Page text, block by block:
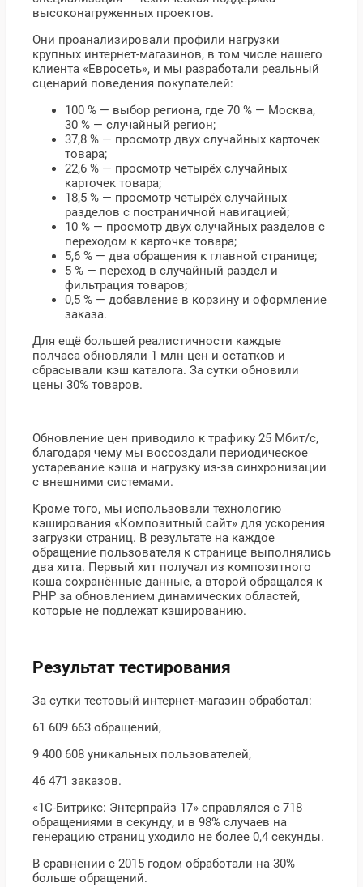
высоконагруженных проектов.
Они проанализировали профили нагрузки
крупных интернет-магазинов, в том числе нашего
клиента «Евросеть», и мы разработали реальный
сценарий поведения покупателей:
100 % — выбор региона, где 70 % — Москва,
30 % — случайный регион;
37,8 % — просмотр двух случайных карточек
товара;
22,6 % — просмотр четырёх случайных
карточек товара;
18,5 % — просмотр четырёх случайных
разделов с постраничной навигацией;
10 % — просмотр двух случайных разделов с
переходом к карточке товара;
5,6 % — два обращения к главной странице;
5 % — переход в случайный раздел и
фильтрация товаров;
0,5 % — добавление в корзину и оформление
заказа.
Для ещё большей реалистичности каждые
полчаса обновляли 1 млн цен и остатков и
сбрасывали кэш каталога. За сутки обновили
цены 30% товаров.
Обновление цен приводило к трафику 25 Мбит/с,
благодаря чему мы воссоздали периодическое
устаревание кэша и нагрузку из-за синхронизации
с внешними системами.
Кроме того, мы использовали технологию
кэширования «Композитный сайт» для ускорения
загрузки страниц. В результате на каждое
обращение пользователя к странице выполнялись
два хита. Первый хит получал из композитного
кэша сохранённые данные, а второй обращался к
PHP за обновлением динамических областей,
которые не подлежат кэшированию.
Результат тестирования
За сутки тестовый интернет-магазин обработал:
61 609 663 обращений,
9 400 608 уникальных пользователей,
46 471 заказов.
«1С-Битрикс: Энтерпрайз 17» справлялся с 718
обращениями в секунду, и в 98% случаев на
генерацию страниц уходило не более 0,4 секунды.
В сравнении с 2015 годом обработали на 30%
больше обращений.